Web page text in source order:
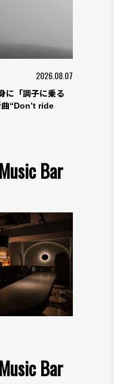
2026.08.07
に「調子に乗る
“Don’t ride
Bar
Bar